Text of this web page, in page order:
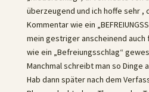
überzeugend und ich hoffe sehr ,
Kommentar wie ein
mein gestriger anscheinend auch
wie ein „Befreiungsschlag“
Manchmal schreibt man so Dinge
Hab dann später nach dem